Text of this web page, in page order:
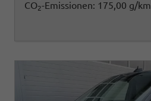
CO2-Emissionen: 175,00 g/km